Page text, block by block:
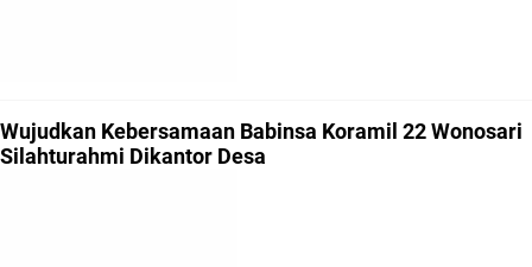
Wujudkan Kebersamaan Babinsa Koramil 22 Wonosari
Silahturahmi Dikantor Desa